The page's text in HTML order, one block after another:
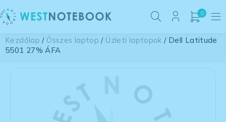
0
Kezdőlap / Összes laptop / Üzleti laptopok / Dell Latitude
5501 27% ÁFA